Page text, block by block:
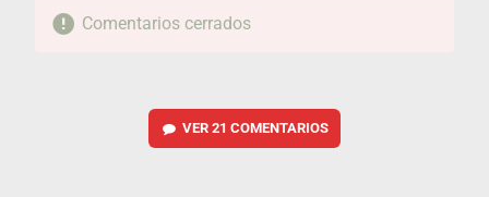
Comentarios cerrados
VER 21 COMENTARIOS